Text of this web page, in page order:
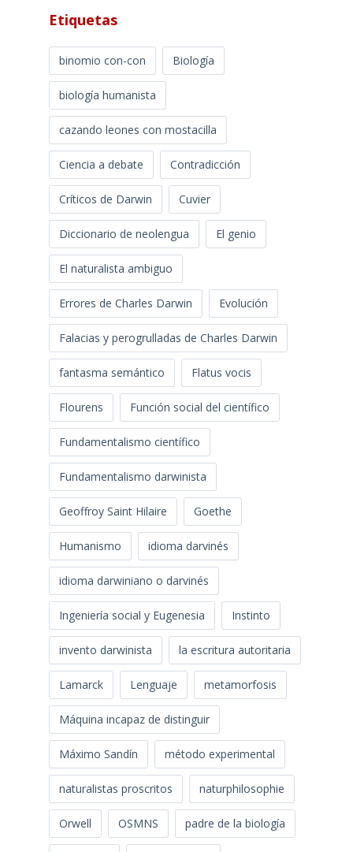
Etiquetas
binomio con-con Biología
biología humanista
cazando leones con mostacilla
Ciencia a debate Contradicción
Críticos de Darwin Cuvier
Diccionario de neolengua El genio
El naturalista ambiguo
Errores de Charles Darwin Evolución
Falacias y perogrulladas de Charles Darwin
fantasma semántico Flatus vocis
Flourens Función social del científico
Fundamentalismo científico
Fundamentalismo darwinista
Geoffroy Saint Hilaire Goethe
Humanismo idioma darvinés
idioma darwiniano o darvinés
Ingeniería social y Eugenesia Instinto
invento darwinista la escritura autoritaria
Lamarck Lenguaje metamorfosis
Máquina incapaz de distinguir
Máximo Sandín método experimental
naturalistas proscritos naturphilosophie
Orwell OSMNS padre de la biología